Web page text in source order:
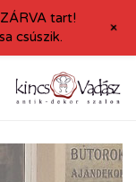
tart!
csúszik.
+